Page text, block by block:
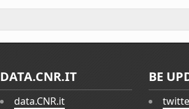
DATA.CNR.IT
data.CNR.it
BE